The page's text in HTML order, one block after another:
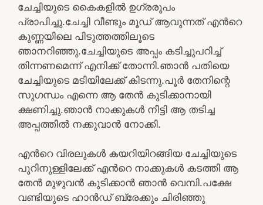
ചേച്ചിയുടെ കൈകളിൽ ഉഗ്രരൂപം
പ്രാപിച്ചു.ചേച്ചി വീണ്ടും മൂഡ് ആവുന്നത് എൻറെ
കുണ്ണയിലെ പിടുത്തത്തിലൂടെ
ഞാനറിഞ്ഞു.ചേച്ചിയുടെ അപ്പം കടിച്ചുപറിച്ച്
തിന്നണമെന്ന് എനിക്ക് തോന്നി.ഞാൻ പതിയെ
ചേച്ചിയുടെ മടിയിലേക്ക് കിടന്നു.പൂർ തേനിന്റെ
സുഗന്ധം എന്നെ ആ തേൻ കുടിക്കാനായി
ക്ഷണിച്ചു.ഞാൻ നാക്കുകൾ നീട്ടി ആ തടിച്ച
അപ്പത്തിൽ നക്കുവാൻ നോക്കി.
എൻറെ വിരലുകൾ കയറിയിറങ്ങിയ ചേച്ചിയുടെ
പൂറിനുള്ളിലേക്ക് എൻറെ നാക്കുകൾ കടത്തി ആ
തേൻ മുഴുവൻ കുടിക്കാൻ ഞാൻ വെമ്പി.പക്ഷേ
വണ്ടിയുടെ ഹാൻഡ് ബ്രേക്കും ചിരിഞ്ഞു